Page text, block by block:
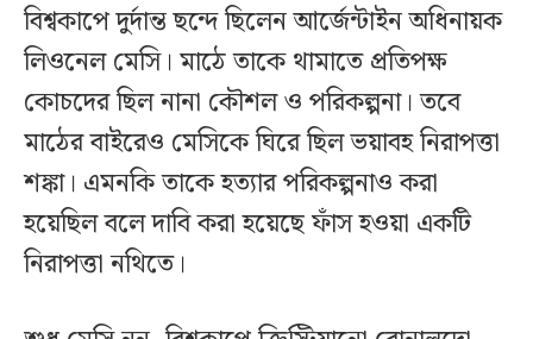
বিশ্বকাপে দুর্দান্ত ছন্দে ছিলেন আর্জেন্টাইন অধিনায়ক
লিওনেল মেসি। মাঠে তাকে থামাতে প্রতিপক্ষ
কোচদের ছিল নানা কৌশল ও পরিকল্পনা। তবে
মাঠের বাইরেও মেসিকে ঘিরে ছিল ভয়াবহ নিরাপত্তা
শঙ্কা। এমনকি তাকে হত্যার পরিকল্পনাও করা
হয়েছিল বলে দাবি করা হয়েছে ফাঁস হওয়া একটি
নিরাপত্তা নথিতে।